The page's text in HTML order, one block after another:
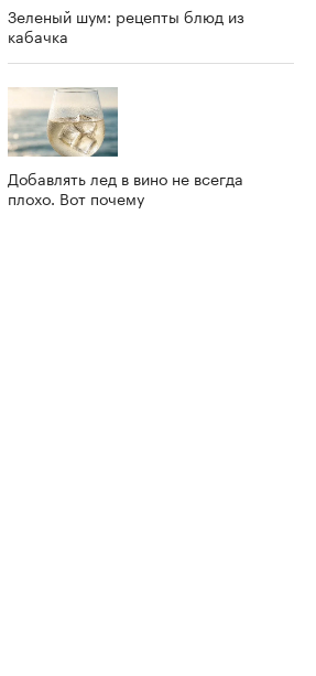
Зеленый шум: рецепты блюд из
кабачка
Добавлять лед в вино не всегда
плохо. Вот почему